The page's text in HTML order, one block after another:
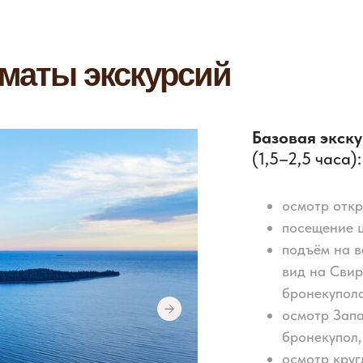
осмотр
посещение
подъём на
вид на
осмотр
осмотр
Базовая
(1,5–2,5 часа):
экскурсий